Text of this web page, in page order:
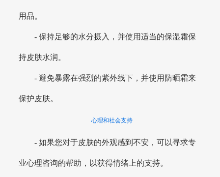
用品。
- 保持足够的水分摄入，并使用适当的保湿霜保
持皮肤水润。
- 避免暴露在强烈的紫外线下，并使用防晒霜来
保护皮肤。
心理和社会支持
- 如果您对于皮肤的外观感到不安，可以寻求专
业心理咨询的帮助，以获得情绪上的支持。